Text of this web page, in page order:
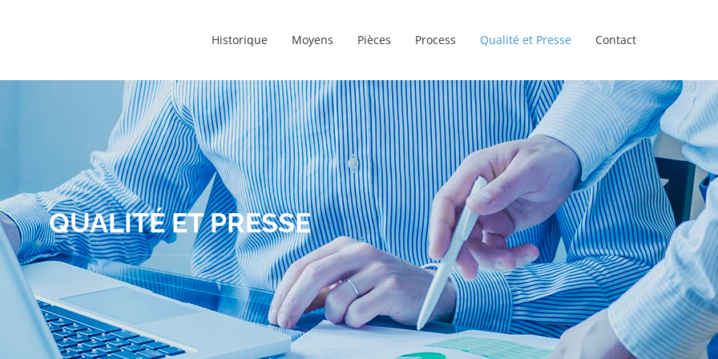
Historique Moyens Pièces Process Qualité et Presse Contact
QUALITÉ ET PRESSE